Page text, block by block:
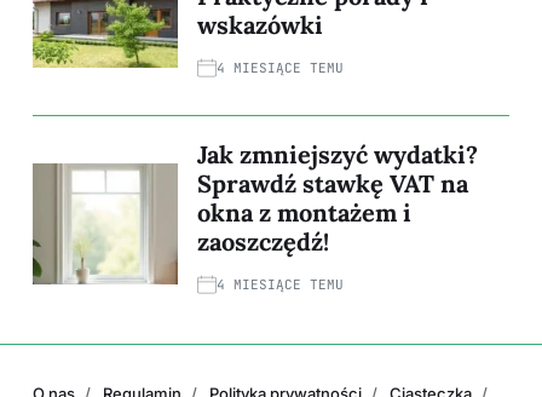
wskazówki
4 MIESIĄCE TEMU
Jak zmniejszyć wydatki?
Sprawdź stawkę VAT na
okna z montażem i
zaoszczędź!
4 MIESIĄCE TEMU